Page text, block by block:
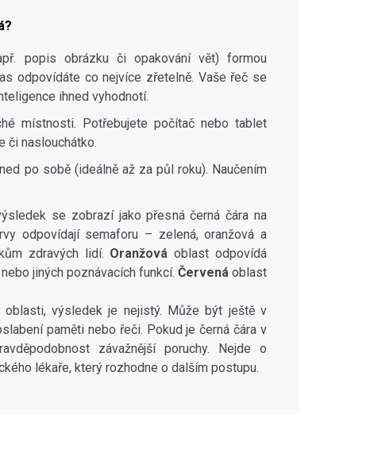
popis obrázku či opakování vět) formou
odpovídáte co nejvíce zřetelně. Vaše řeč se
ihned vyhodnotí.
místnosti. Potřebujete počítač nebo tablet
či naslouchátko.
po sobě (ideálně až za půl roku). Naučením
se zobrazí jako přesná černá čára na
odpovídají semaforu – zelená, oranžová a
zdravých lidí. Oranžováoblast odpovídá
jiných poznávacích funkcí. Červená oblast
oblasti, výsledek je nejistý. Může být ještě v
paměti nebo řeči. Pokud je černá čára v
závažnější poruchy. Nejde o
lékaře, který rozhodne o dalším postupu.